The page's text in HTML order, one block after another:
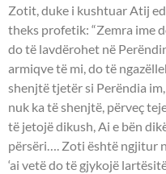
Zotit, duke i kushtuar Atij
theks profetik: “Zemra ime
do të lavdërohet në
armiqve të mi, do të
shenjtë tjetër si Perëndia
nuk ka të shenjtë, përveç
të jetojë dikush, Ai e bën
përsëri…. Zoti është ngjitur
‘ai vetë do të gjykojë